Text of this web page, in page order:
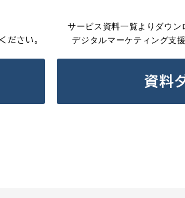
ださい。
サービス資料一覧よりダウ
デジタルマーケティング支
資料